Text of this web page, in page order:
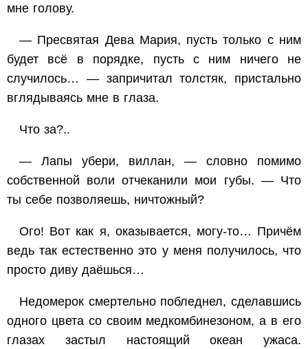
мне голову.
— Пресвятая Дева Мария, пусть только с ним
будет всё в порядке, пусть с ним ничего не
случилось… — запричитал толстяк, пристально
вглядываясь мне в глаза.
Что за?..
— Лапы убери, виллан, — словно помимо
собственной воли отчеканили мои губы. — Что
ты себе позволяешь, ничтожный?
Ого! Вот как я, оказывается, могу-то… Причём
ведь так естественно это у меня получилось, что
просто диву даёшься…
Недомерок смертельно побледнел, сделавшись
одного цвета со своим медкомбинезоном, а в его
глазах застыл настоящий океан ужаса.